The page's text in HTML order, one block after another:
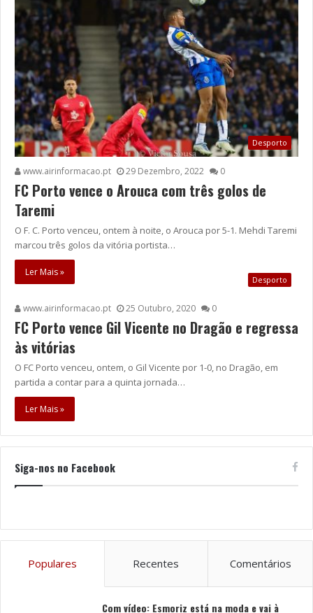
Desporto
www.airinformacao.pt 29 Dezembro, 2022 0
FC Porto vence o Arouca com três golos de
Taremi
O F. C. Porto venceu, ontem à noite, o Arouca por 5-1. Mehdi Taremi
marcou três golos da vitória portista…
Ler Mais »
Desporto
www.airinformacao.pt 25 Outubro, 2020 0
FC Porto vence Gil Vicente no Dragão e regressa
às vitórias
O FC Porto venceu, ontem, o Gil Vicente por 1-0, no Dragão, em
partida a contar para a quinta jornada…
Ler Mais »
Siga-nos no Facebook
Populares Recentes Comentários
Com vídeo: Esmoriz está na moda e vai à